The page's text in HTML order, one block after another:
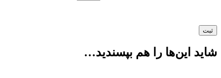
شاید این‌ها را هم بپسندید…